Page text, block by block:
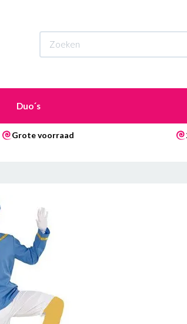
Duo´s
Grote voorraad